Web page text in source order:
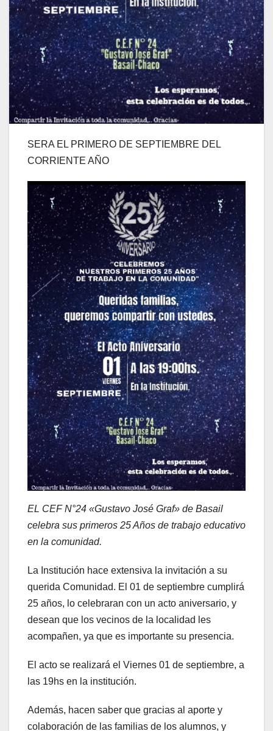
SERA EL PRIMERO DE SEPTIEMBRE DEL
CORRIENTE AÑO
EL CEF N°24 «Gustavo José Graf» de Basail
celebra sus primeros 25 Años de trabajo educativo
en la comunidad.
La Institución hace extensiva la invitación a su
querida Comunidad. El 01 de septiembre cumplirá
25 años, lo celebraran con un acto aniversario, y
desean que los vecinos de la localidad les
acompañen, ya que es importante su presencia.
El acto se realizará el Viernes 01 de septiembre, a
las 19hs en la institución.
Además, hacen saber que gracias al aporte y
colaboración de las familias de los alumnos, y